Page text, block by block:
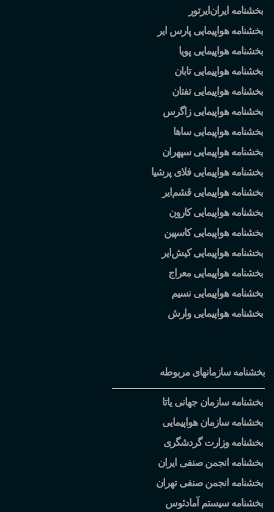
بخشنامه ایران ایرتور
بخشنامه هواپیمایی پارس ایر
بخشنامه هواپیمایی پویا
بخشنامه هواپیمایی تابان
بخشنامه هواپیمایی تفتان
بخشنامه هواپیمایی زاگرس
بخشنامه هواپیمایی ساها
بخشنامه هواپیمایی سپهران
بخشنامه هواپیمایی فلای پرشیا
بخشنامه هواپیمایی قشم ایر
بخشنامه هواپیمایی کارون
بخشنامه هواپیمایی کاسپین
بخشنامه هواپیمایی کیش ایر
بخشنامه هواپیمایی معراج
بخشنامه هواپیمایی نسیم
بخشنامه هواپیمایی وارش
بخشنامه سازمانهای مربوطه
بخشنامه سازمان جهانی یاتا
بخشنامه سازمان هواپیمایی
بخشنامه وزارت گردشگری
بخشنامه انجمن صنفی ایران
بخشنامه انجمن صنفی تهران
بخشنامه سیستم آمادئوس